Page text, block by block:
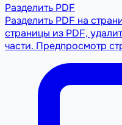
Разделить PDF
Разделить PDF на
страницы из PDF,
части. Предпросмотр